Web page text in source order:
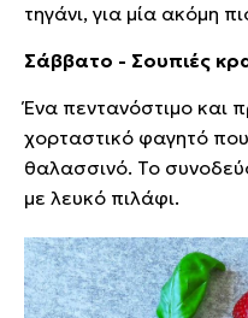
τηγάνι, για μία ακόμη
Σάββατο - Σουπιές
Ένα πεντανόστιμο και
χορταστικό φαγητό
θαλασσινό. Το
με λευκό πιλάφι.